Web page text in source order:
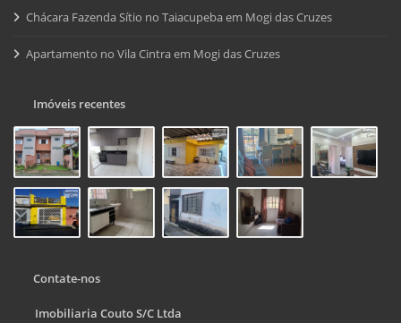
Chácara Fazenda Sítio no Taiacupeba em Mogi das Cruzes
Apartamento no Vila Cintra em Mogi das Cruzes
Imóveis recentes
Contate-nos
Imobiliaria Couto S/C Ltda